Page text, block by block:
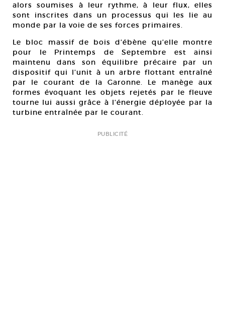
alors soumises à leur rythme, à leur flux, elles
sont inscrites dans un processus qui les lie au
monde par la voie de ses forces primaires.
Le bloc massif de bois d’ébène qu’elle montre
pour le Printemps de Septembre est ainsi
maintenu dans son équilibre précaire par un
dispositif qui l’unit à un arbre flottant entraîné
par le courant de la Garonne. Le manège aux
formes évoquant les objets rejetés par le fleuve
tourne lui aussi grâce à l’énergie déployée par la
turbine entraînée par le courant.
PUBLICITÉ